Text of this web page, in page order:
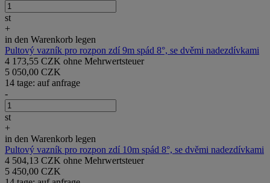
st
+
in den Warenkorb legen
Pultový vazník pro rozpon zdí 9m spád 8°, se dvěmi nadezdívkami
4 173,55 CZK ohne Mehrwertsteuer
5 050,00 CZK
14 tage: auf anfrage
-
st
+
in den Warenkorb legen
Pultový vazník pro rozpon zdí 10m spád 8°, se dvěmi nadezdívkami
4 504,13 CZK ohne Mehrwertsteuer
5 450,00 CZK